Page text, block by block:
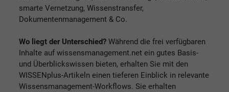
smarte Vernetzung, Wissenstransfer,
Dokumentenmanagement & Co.
Wo liegt der Unterschied? Während die frei verfügbaren
Inhalte auf wissensmanagement.net ein gutes Basis-
und Überblickswissen bieten, erhalten Sie mit den
WISSENplus-Artikeln einen tieferen Einblick in relevante
Wissensmanagement-Workflows. Sie erhalten